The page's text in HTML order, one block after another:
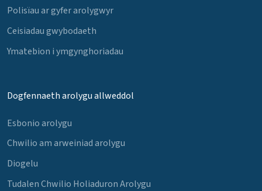
Polisïau ar gyfer arolygwyr
Ceisiadau gwybodaeth
Ymatebion i ymgynghoriadau
Dogfennaeth arolygu allweddol
Esbonio arolygu
Chwilio am arweiniad arolygu
Diogelu
Tudalen Chwilio Holiaduron Arolygu